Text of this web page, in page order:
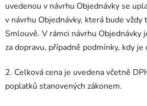
uvedenou v návrhu Objednávky se
v návrhu Objednávky, která bude vždy
Smlouvě. V rámci návrhu Objednávky
za dopravu, případně podmínky, kdy je
2. Celková cena je uvedena včetně
poplatků stanovených zákonem.